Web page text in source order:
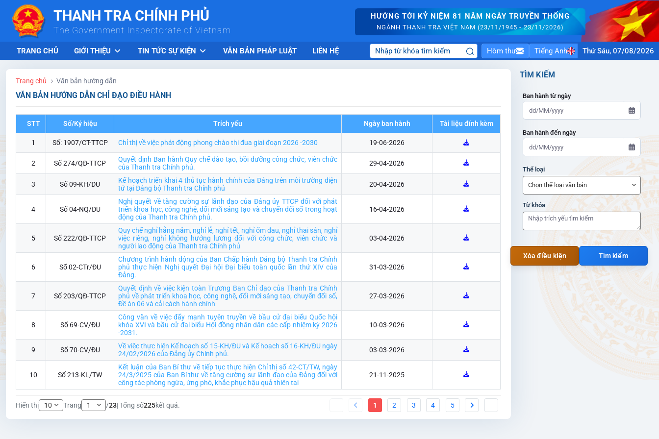
Skip to Main ContentTHANH TRA CHÍNH PHỦ
The Government Inspectorate of Vietnam
HƯỚNG TỚI KỶ NIỆM 81 NĂM NGÀY TRUYỀN THỐNG
NGÀNH THANH TRA VIỆT NAM (23/11/1945 - 23/11/2026)
TRANG CHỦ GIỚI THIỆU TIN TỨC SỰ KIỆN VĂN BẢN PHÁP LUẬT LIÊN HỆ Hòm thư Tiếng Anh Thứ Sáu, 07/08/2026
Trang chủ Văn bản hướng dẫn
VĂN BẢN HƯỚNG DẪN CHỈ ĐẠO ĐIỀU HÀNH
STT Số/Ký hiệu Trích yếu Ngày ban hành Tài liệu đính kèm
1 Số: 1907/CT-TTCP Chỉ thị về việc phát động phong chào thi đua giai đoạn 2026 -2030 19-06-2026
2 Số 274/QĐ-TTCP
Quyết định Ban hành Quy chế đào tạo, bồi dưỡng công chức, viên chức
của Thanh tra Chính phủ.
29-04-2026
3 Số 09-KH/ĐU
Kế hoạch triển khai 4 thủ tục hành chính của Đảng trên môi trường điện
tử tại Đảng bộ Thanh tra Chính phủ
20-04-2026
4 Số 04-NQ/ĐU
Nghị quyết về tăng cường sự lãnh đạo của Đảng ủy TTCP đối với phát
triển khoa học, công nghệ, đổi mới sáng tạo và chuyển đổi số trong hoạt
động của Thanh tra Chính phủ.
16-04-2026
5 Số 222/QĐ-TTCP
Quy chế nghỉ hằng năm, nghỉ lễ, nghỉ tết, nghỉ ốm đau, nghỉ thai sản, nghỉ
việc riêng, nghỉ không hưởng lương đối với công chức, viên chức và
người lao động của Thanh tra Chính phủ
03-04-2026
6 Số 02-CTr/ĐU
Chương trình hành động của Ban Chấp hành Đảng bộ Thanh tra Chính
phủ thực hiện Nghị quyết Đại hội Đại biểu toàn quốc lần thứ XIV của
Đảng.
31-03-2026
7 Số 203/QĐ-TTCP
Quyết định về việc kiện toàn Trương Ban Chỉ đạo của Thanh tra Chính
phủ về phát triển khoa học, công nghệ, đổi mới sáng tạo, chuyển đổi số,
Đề án 06 và cải cách hành chính
27-03-2026
8 Số 69-CV/ĐU
Công văn về việc đẩy mạnh tuyên truyền về bầu cử đại biểu Quốc hội
khóa XVI và bầu cử đại biểu Hội đồng nhân dân các cấp nhiệm kỳ 2026
-2031.
10-03-2026
9 Số 70-CV/ĐU
Về việc thực hiện Kế hoạch số 15-KH/ĐU và Kế hoạch số 16-KH/ĐU ngày
24/02/2026 của Đảng ủy Chính phủ.
03-03-2026
10 Số 213-KL/TW
Kết luận của Ban Bí thư về tiếp tục thực hiện Chỉ thị số 42-CT/TW, ngày
24/3/2025 của Ban Bí thư về tăng cường sự lãnh đạo của Đảng đối với
công tác phòng ngừa, ứng phó, khắc phục hậu quả thiên tai
21-11-2025
Hiển thị Trang /23| Tổng số225kết quả. 1 2 3 4 5
TÌM KIẾM
Ban hành từ ngày
Ban hành đến ngày
ADMIN-HOME
Thể loại
ADMIN-HOME
Từ khóa
Xóa điều kiện Tìm kiếm